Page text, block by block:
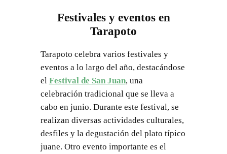
Festivales y eventos en
Tarapoto
Tarapoto celebra varios festivales y
eventos a lo largo del año, destacándose
el Festival de San Juan, una
celebración tradicional que se lleva a
cabo en junio. Durante este festival, se
realizan diversas actividades culturales,
desfiles y la degustación del plato típico
juane. Otro evento importante es el